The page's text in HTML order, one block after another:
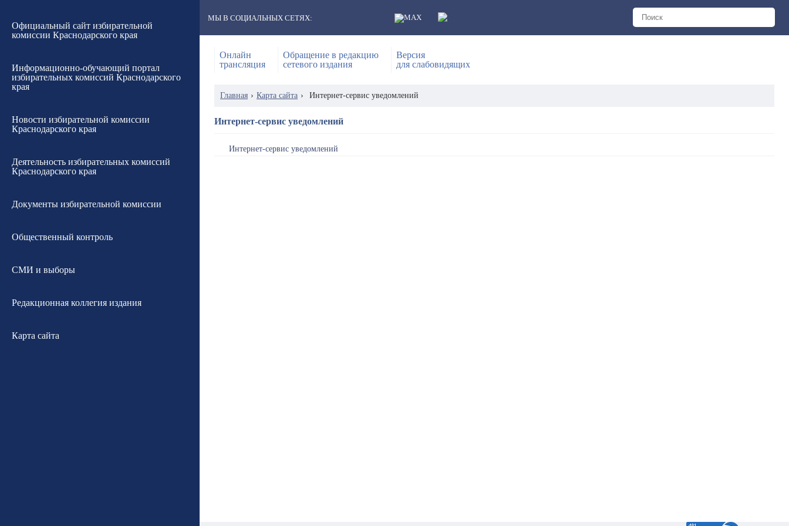
Официальный сайт избирательной
комиссии Краснодарского края
Информационно-обучающий портал
избирательных комиссий Краснодарского
края
Новости избирательной комиссии
Краснодарского края
Деятельность избирательных комиссий
Краснодарского края
Документы избирательной комиссии
Общественный контроль
СМИ и выборы
Редакционная коллегия издания
Карта сайта
МЫ В СОЦИАЛЬНЫХ СЕТЯХ:
Онлайн
трансляция
Обращение в редакцию
сетевого издания
Версия
для слабовидящих
Главная › Карта сайта › Интернет-сервис уведомлений
Интернет-сервис уведомлений
Интернет-сервис уведомлений